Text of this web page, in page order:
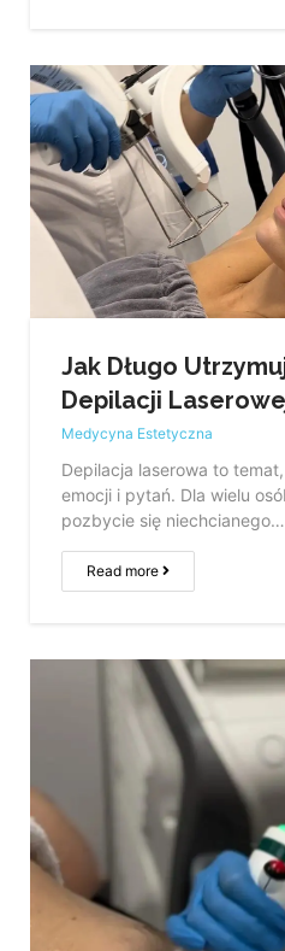
Jak Długo
Depilacji
Medycyna Estetyczna
Depilacja laserowa to
emocji i pytań. Dla wielu
pozbycie się niechcianego…
Read more